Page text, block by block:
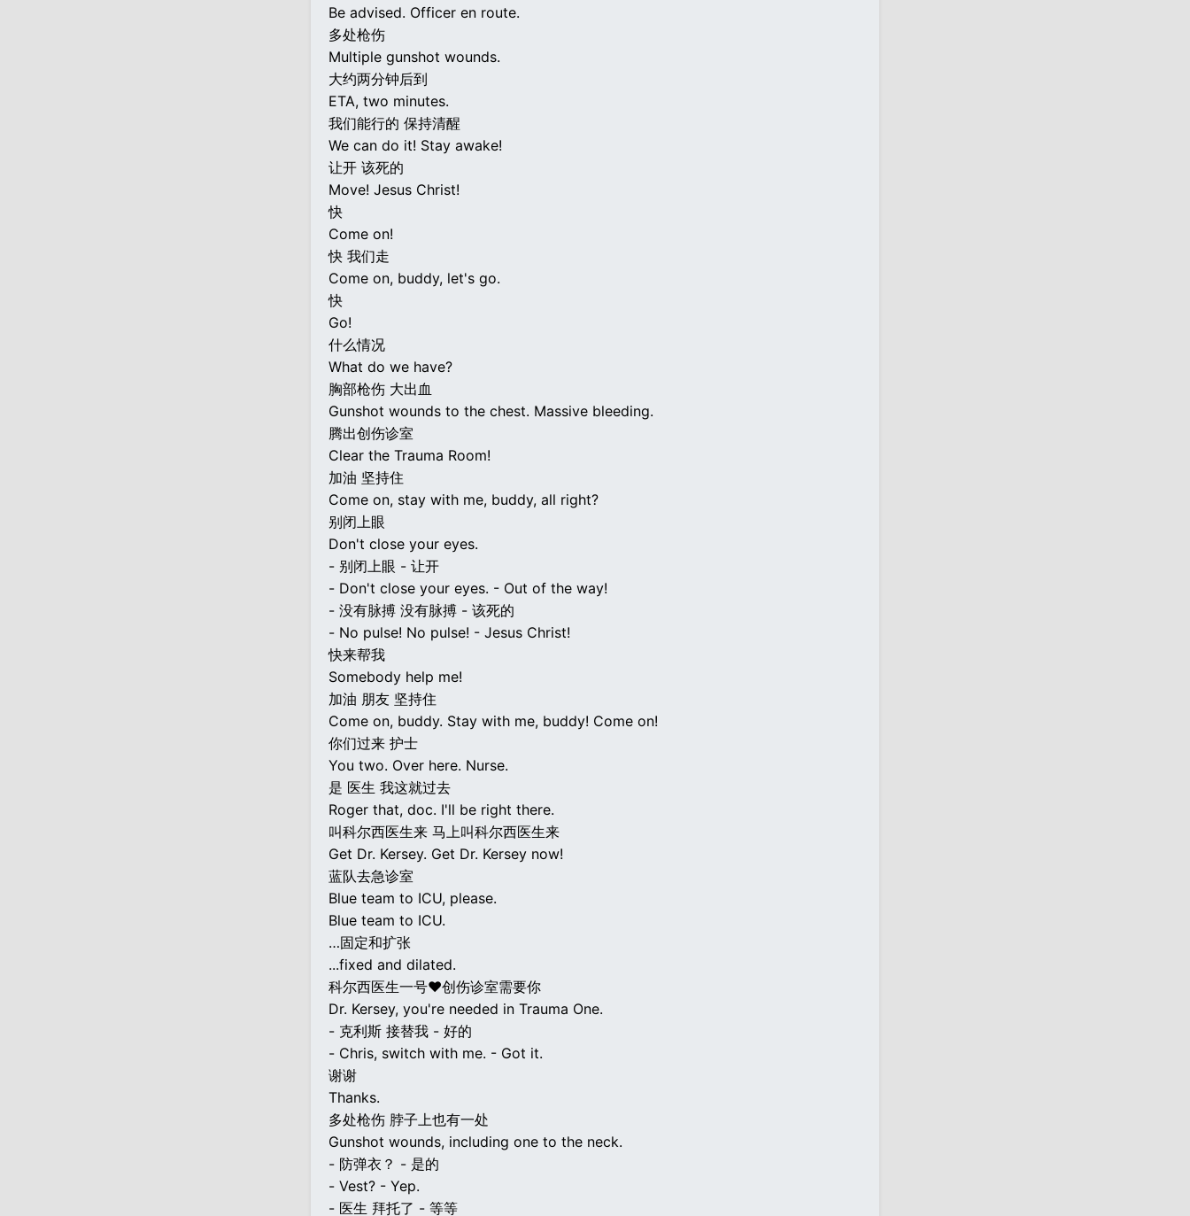
Be advised. Officer en route.
多处枪伤
Multiple gunshot wounds.
大约两分钟后到
ETA, two minutes.
我们能行的 保持清醒
We can do it! Stay awake!
让开 该死的
Move! Jesus Christ!
快
Come on!
快 我们走
Come on, buddy, let's go.
快
Go!
什么情况
What do we have?
胸部枪伤 大出血
Gunshot wounds to the chest. Massive bleeding.
腾出创伤诊室
Clear the Trauma Room!
加油 坚持住
Come on, stay with me, buddy, all right?
别闭上眼
Don't close your eyes.
- 别闭上眼 - 让开
- Don't close your eyes. - Out of the way!
- 没有脉搏 没有脉搏 - 该死的
- No pulse! No pulse! - Jesus Christ!
快来帮我
Somebody help me!
加油 朋友 坚持住
Come on, buddy. Stay with me, buddy! Come on!
你们过来 护士
You two. Over here. Nurse.
是 医生 我这就过去
Roger that, doc. I'll be right there.
叫科尔西医生来 马上叫科尔西医生来
Get Dr. Kersey. Get Dr. Kersey now!
蓝队去急诊室
Blue team to ICU, please.
Blue team to ICU.
…固定和扩张
...fixed and dilated.
科尔西医生一号♥创伤诊室需要你
Dr. Kersey, you're needed in Trauma One.
- 克利斯 接替我 - 好的
- Chris, switch with me. - Got it.
谢谢
Thanks.
多处枪伤 脖子上也有一处
Gunshot wounds, including one to the neck.
- 防弹衣？ - 是的
- Vest? - Yep.
- 医生 拜托了 - 等等